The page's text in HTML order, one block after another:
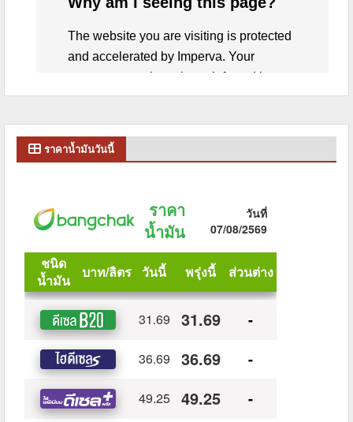
ราคาน้ำมันวันนี้